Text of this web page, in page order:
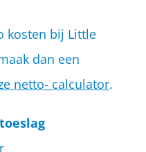
kosten bij Little
dan een
netto- calculator.